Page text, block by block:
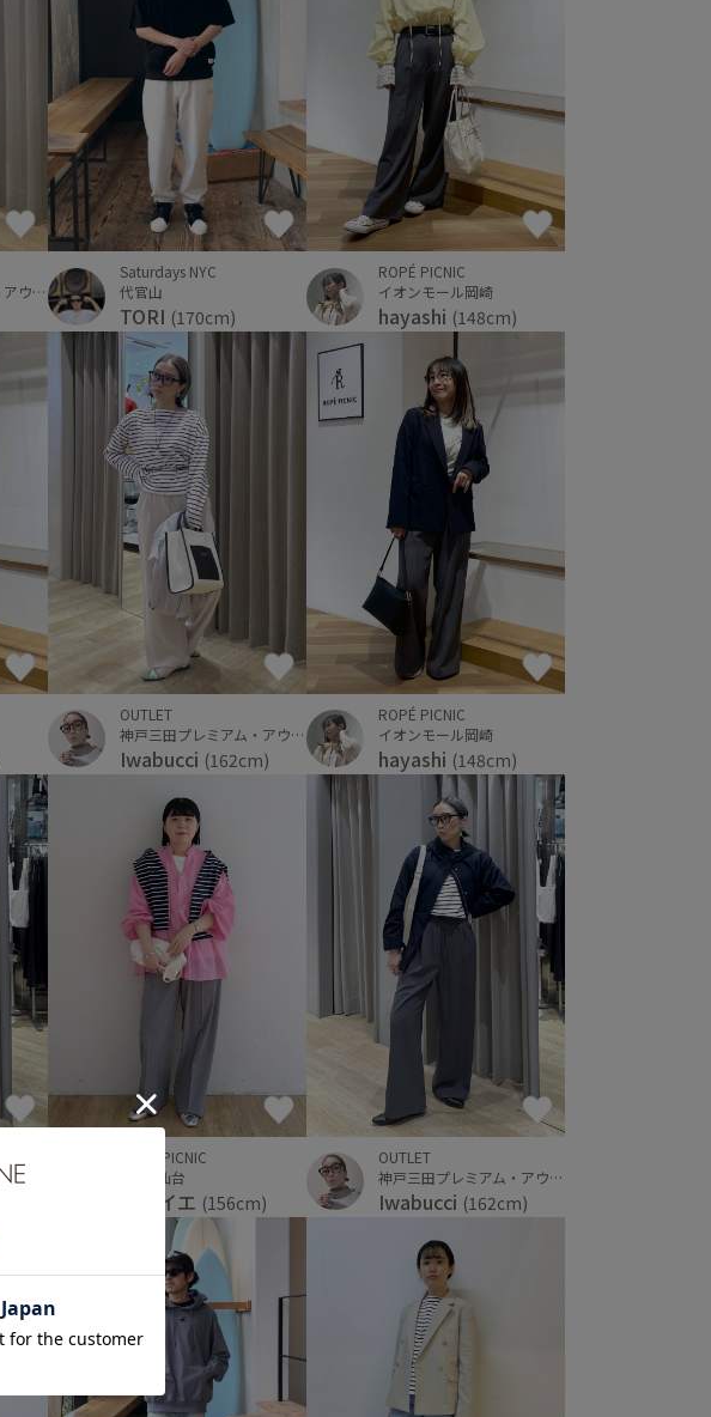
神戸三田プレミアム・アウトレット
Saturdays NYC
代官山
TORI (170cm)
ROPÉ PICNIC
イオンモール岡崎
hayashi (148cm)
OUTLET
神戸三田プレミアム・アウトレット
Iwabucci (162cm)
ROPÉ PICNIC
イオンモール岡崎
hayashi (148cm)
ROPÉ PICNIC
S-PAL仙台
ウジイエ (156cm)
OUTLET
神戸三田プレミアム・アウトレット
Iwabucci (162cm)